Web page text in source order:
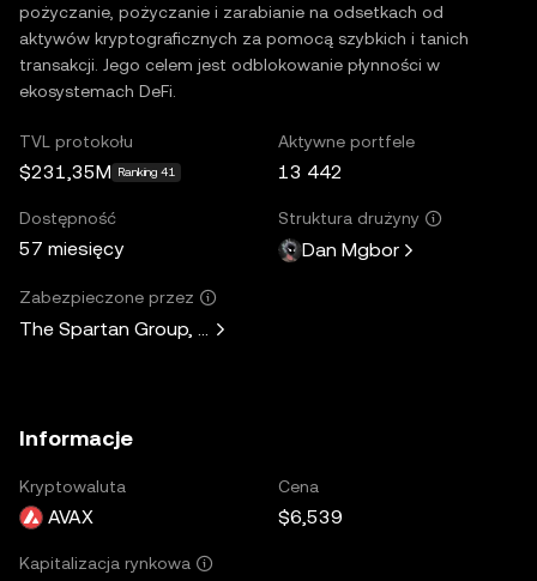
pożyczanie, pożyczanie i zarabianie na odsetkach od
aktywów kryptograficznych za pomocą szybkich i tanich
transakcji. Jego celem jest odblokowanie płynności w
ekosystemach DeFi.
TVL protokołu
$231,35M Ranking 41
Aktywne portfele
13 442
Dostępność
57 miesięcy
Struktura drużyny
Dan Mgbor
Zabezpieczone przez
The Spartan Group, Dragonfly, Arrington Capital,
Informacje
Kryptowaluta
AVAX
Cena
$6,539
Kapitalizacja rynkowa